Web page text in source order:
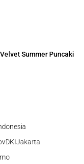
Summer Puncaki